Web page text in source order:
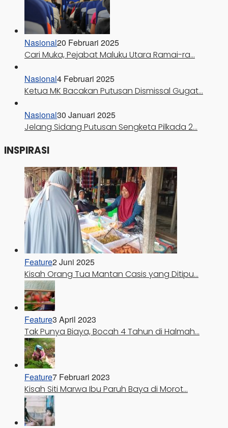
Nasional20 Februari 2025
Cari Muka, Pejabat Maluku Utara Ramai-ra…
Nasional4 Februari 2025
Ketua MK Bacakan Putusan Dismissal Gugat…
Nasional30 Januari 2025
Jelang Sidang Putusan Sengketa Pilkada 2…
INSPIRASI
Feature2 Juni 2025
Kisah Orang Tua Mantan Casis yang Ditipu…
Feature3 April 2023
Tak Punya Biaya, Bocah 4 Tahun di Halmah…
Feature7 Februari 2023
Kisah Siti Marwa Ibu Paruh Baya di Morot…